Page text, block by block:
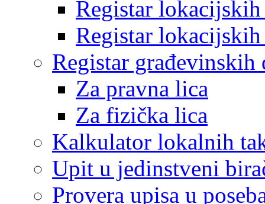
Registar
Registar
Registar građevinskih
Za pravna lica
Za fizička lica
Kalkulator lokalnih
Upit u jedinstveni
Provera upisa u